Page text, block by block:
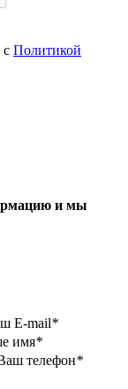
с Политикой
и мы
E-mail*
имя*
телефон*